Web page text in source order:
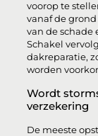
voorop te
vanaf de grond
van de schade
Schakel
dakreparatie,
worden
Wordt
verzekering
De meeste